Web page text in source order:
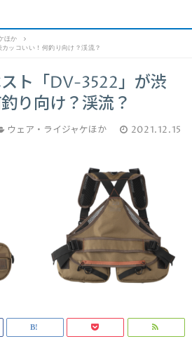
ほか
ッコいい！何釣り向け？渓流？
ト「DV-3522」が渋
り向け？渓流？
ウェア・ライジャケほか 2021.12.15